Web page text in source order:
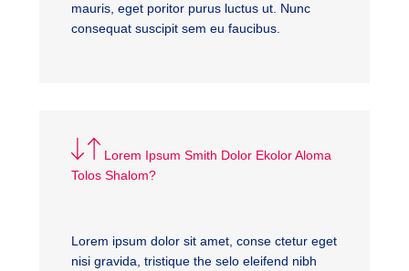
mauris, eget poritor purus luctus ut. Nunc
consequat suscipit sem eu faucibus.
Lorem Ipsum Smith Dolor Ekolor Aloma
Tolos Shalom?
Lorem ipsum dolor sit amet, conse ctetur eget
nisi gravida, tristique the selo eleifend nibh